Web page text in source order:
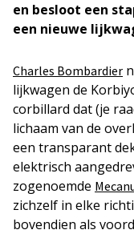
en besloot een
een nieuwe
Charles Bombardier
lijkwagen de
corbillard dat (je
lichaam van de
een transparant
elektrisch
zogenoemde
zichzelf in elke
bovendien als